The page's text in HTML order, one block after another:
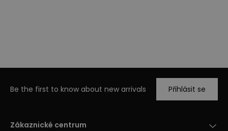
Be the first to know about new arrivals Přihlásit se
Zákaznické centrum